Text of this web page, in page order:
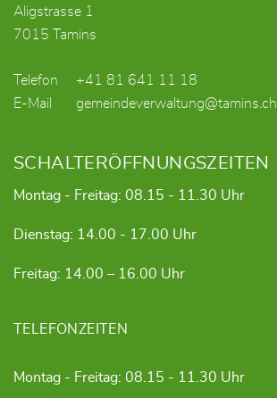
Aligstrasse 1
7015 Tamins
Telefon
+41 81 641 11 18
E-Mail
gemeindeverwaltung@tamins.ch
SCHALTERÖFFNUNGSZEITEN
Montag - Freitag: 08.15 - 11.30 Uhr
Dienstag: 14.00 - 17.00 Uhr
Freitag: 14.00 – 16.00 Uhr
TELEFONZEITEN
Montag - Freitag: 08.15 - 11.30 Uhr